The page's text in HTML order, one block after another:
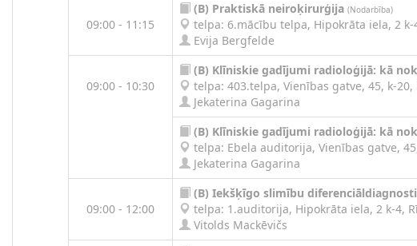
09:00 - 11:15
(B) Praktiskā neiroķirurģija (Nodarbība)
telpa: 6.mācību telpa, Hipokrāta iela, 2 k-
Evija Bergfelde
09:00 - 10:30
(B) Klīniskie gadījumi radioloģijā: kā
telpa: 403.telpa, Vienības gatve, 45, k-20,
Jekaterina Gagarina
(B) Klīniskie gadījumi radioloģijā: kā
telpa: Ebela auditorija, Vienības gatve,
Jekaterina Gagarina
09:00 - 12:00
(B) Iekšķīgo slimību
telpa: 1.auditorija, Hipokrāta iela, 2 k-4,
Vitolds Mackēvičs